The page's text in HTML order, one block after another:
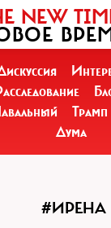
NEW
Трамп
Дума
#ИРЕНА